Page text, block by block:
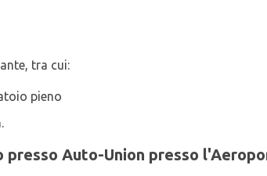
tra cui:
pieno
Auto-Union presso